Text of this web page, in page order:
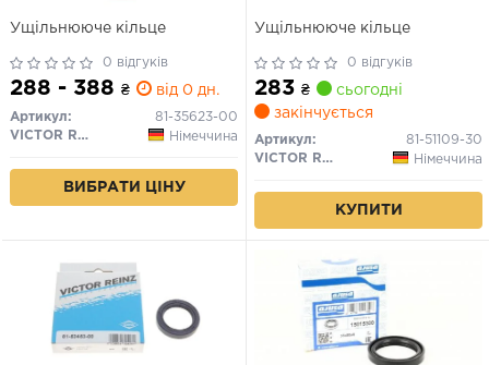
Ущільнююче кільце
0 відгуків
288 - 388 ₴ від 0 дн.
Артикул:
81-35623-00
VICTOR REINZ
Німеччина
ВИБРАТИ ЦІНУ
Ущільнююче кільце
0 відгуків
283 ₴
сьогодні
закінчується
Артикул:
81-51109-30
VICTOR REINZ
Німеччина
КУПИТИ